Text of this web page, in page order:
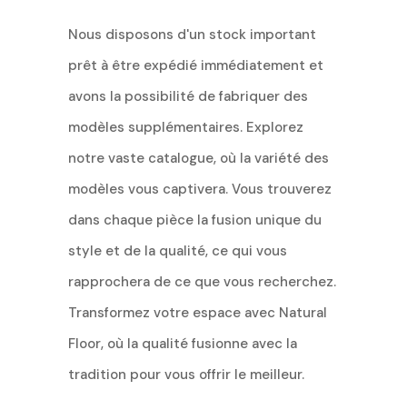
Nous disposons d'un stock important
prêt à être expédié immédiatement et
avons la possibilité de fabriquer des
modèles supplémentaires. Explorez
notre vaste catalogue, où la variété des
modèles vous captivera. Vous trouverez
dans chaque pièce la fusion unique du
style et de la qualité, ce qui vous
rapprochera de ce que vous recherchez.
Transformez votre espace avec Natural
Floor, où la qualité fusionne avec la
tradition pour vous offrir le meilleur.